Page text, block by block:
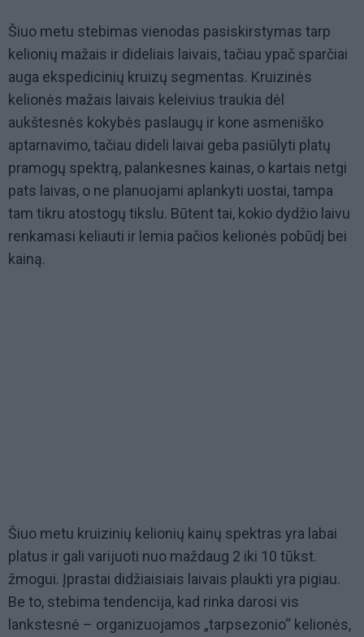
Šiuo metu stebimas vienodas pasiskirstymas tarp
kelionių mažais ir dideliais laivais, tačiau ypač sparčiai
auga ekspedicinių kruizų segmentas. Kruizinės
kelionės mažais laivais keleivius traukia dėl
aukštesnės kokybės paslaugų ir kone asmeniško
aptarnavimo, tačiau dideli laivai geba pasiūlyti platų
pramogų spektrą, palankesnes kainas, o kartais netgi
pats laivas, o ne planuojami aplankyti uostai, tampa
tam tikru atostogų tikslu. Būtent tai, kokio dydžio laivu
renkamasi keliauti ir lemia pačios kelionės pobūdį bei
kainą.
Šiuo metu kruizinių kelionių kainų spektras yra labai
platus ir gali varijuoti nuo maždaug 2 iki 10 tūkst.
žmogui. Įprastai didžiaisiais laivais plaukti yra pigiau.
Be to, stebima tendencija, kad rinka darosi vis
lankstesnė – organizuojamos „tarpsezonio“ kelionės,